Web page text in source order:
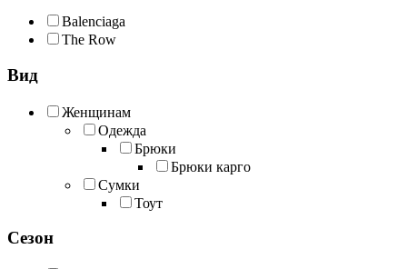
Balenciaga
The Row
Вид
Женщинам
Одежда
Брюки
Брюки карго
Сумки
Тоут
Сезон